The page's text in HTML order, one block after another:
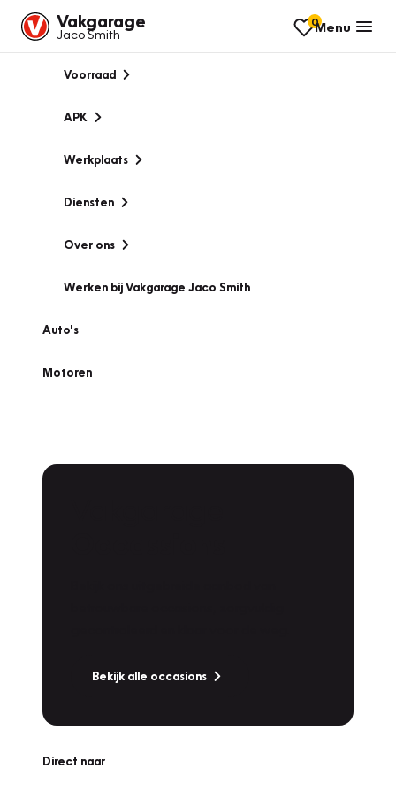
Vakgarage
Jaco Smith
0Menu
Voorraad
APK
Werkplaats
Diensten
Over ons
Werken bij Vakgarage Jaco Smith
Auto's
Motoren
Bekijk alle occasions
Direct naar